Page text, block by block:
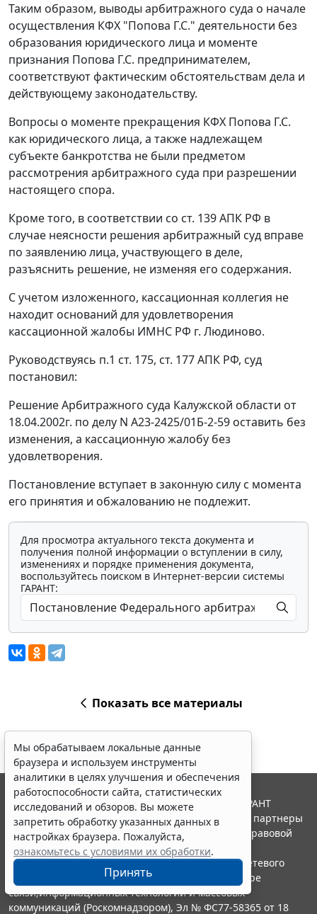
Таким образом, выводы арбитражного суда о начале
осуществления КФХ "Попова Г.С." деятельности без
образования юридического лица и моменте
признания Попова Г.С. предпринимателем,
соответствуют фактическим обстоятельствам дела и
действующему законодательству.
Вопросы о моменте прекращения КФХ Попова Г.С.
как юридического лица, а также надлежащем
субъекте банкротства не были предметом
рассмотрения арбитражного суда при разрешении
настоящего спора.
Кроме того, в соответствии со ст. 139АПК РФ в
случае неясности решения арбитражный суд вправе
по заявлению лица, участвующего в деле,
разъяснить решение, не изменяя его содержания.
С учетом изложенного, кассационная коллегия не
находит оснований для удовлетворения
кассационной жалобы ИМНС РФ г. Людиново.
Руководствуясь п.1 ст. 175, ст. 177АПК РФ, суд
постановил:
Решение Арбитражного суда Калужской области от
18.04.2002г. по делу N А23-2425/01Б-2-59 оставить без
изменения, а кассационную жалобу без
удовлетворения.
Постановление вступает в законную силу с момента
его принятия и обжалованию не подлежит.
Для просмотра актуального текста документа и
получения полной информации о вступлении в силу,
изменениях и порядке применения документа,
воспользуйтесь поиском в Интернет-версии системы
ГАРАНТ:
Показать все материалы
Мы обрабатываем локальные данные
браузера и используем инструменты
аналитики в целях улучшения и обеспечения
работоспособности сайта, статистических
исследований и обзоров. Вы можете
запретить обработку указанных данных в
настройках браузера. Пожалуйста,
ознакомьтесь с условиями их обработки.
Принять
© ООО "НПП "ГАРАНТ-СЕРВИС", 2026. Система ГАРАНТ
выпускается с 1990 года. Компания "Гарант" и ее партнеры
являются участниками Российской ассоциации правовой
информации ГАРАНТ.
Портал ГАРАНТ.РУ зарегистрирован в качестве сетевого
издания Федеральной службой по надзору в сфере
связи,информационных технологий и массовых
коммуникаций (Роскомнадзором), Эл № ФС77-58365 от 18